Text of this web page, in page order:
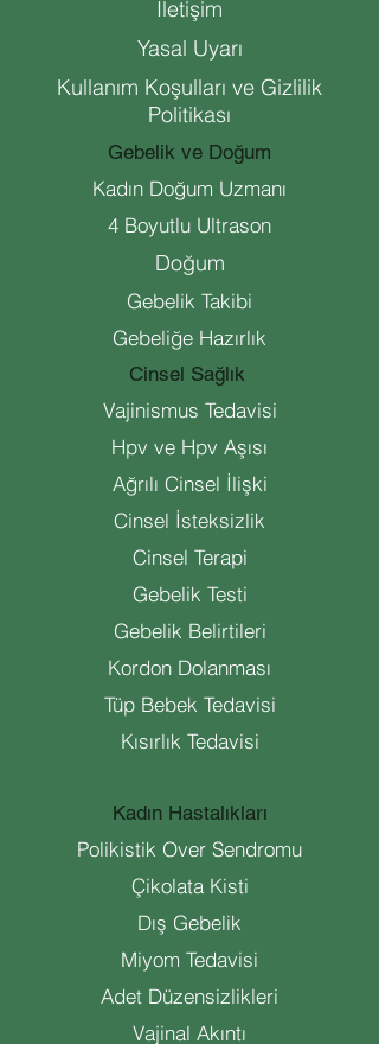
İletişim
Yasal Uyarı
Kullanım Koşulları ve Gizlilik
Politikası
Gebelik ve Doğum
Kadın Doğum Uzmanı
4 Boyutlu Ultrason
Doğum
Gebelik Takibi
Gebeliğe Hazırlık
Cinsel Sağlık
Vajinismus Tedavisi
Hpv ve Hpv Aşısı
Ağrılı Cinsel İlişki
Cinsel İsteksizlik
Cinsel Terapi
Gebelik Testi
Gebelik Belirtileri
Kordon Dolanması
Tüp Bebek Tedavisi
Kısırlık Tedavisi
Kadın Hastalıkları
Polikistik Over Sendromu
Çikolata Kisti
Dış Gebelik
Miyom Tedavisi
Adet Düzensizlikleri
Vajinal Akıntı